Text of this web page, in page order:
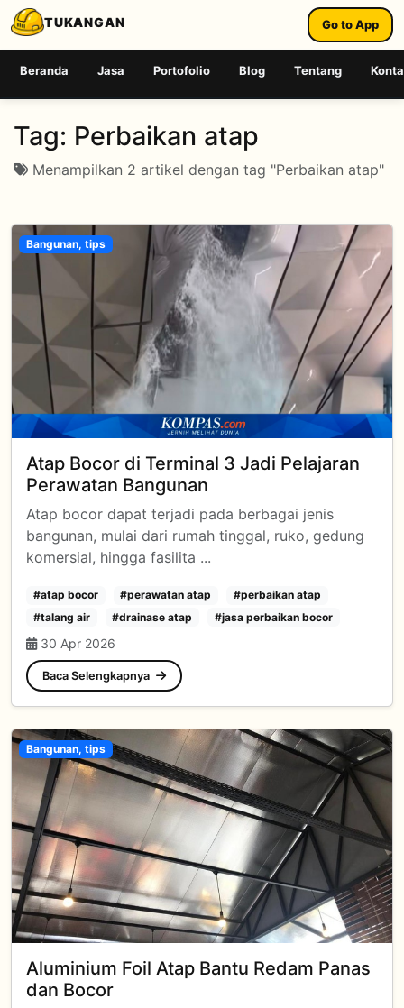
TUKANGAN Go to App
Beranda Jasa Portofolio Blog Tentang
Tag: Perbaikan atap
Menampilkan 2 artikel dengan tag "Perbaikan atap"
Bangunan, tips
Atap Bocor di Terminal 3 Jadi Pelajaran
Perawatan Bangunan
Atap bocor dapat terjadi pada berbagai jenis
bangunan, mulai dari rumah tinggal, ruko, gedung
komersial, hingga fasilita ...
#atap bocor #perawatan atap
#perbaikan atap
#talang air
#drainase atap #jasa perbaikan bocor
30 Apr 2026
Baca Selengkapnya
Bangunan, tips
Aluminium Foil Atap Bantu Redam Panas
dan Bocor